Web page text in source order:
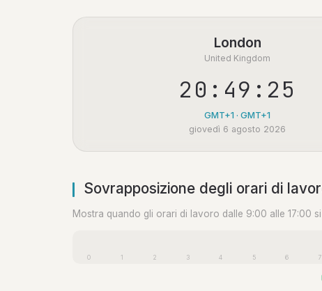
London
United Kingdom
20:49:26
GMT+1 · GMT+1
giovedì 6 agosto 2026
Sovrapposizione degli orari di
Mostra quando gli orari di lavoro dalle 9:00 alle 17:00
0 1 2 3 4 5 6 7